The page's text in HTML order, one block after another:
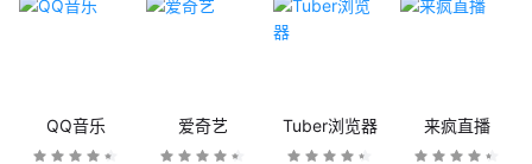
QQ音乐 爱奇艺 Tuber浏览器 来疯直播